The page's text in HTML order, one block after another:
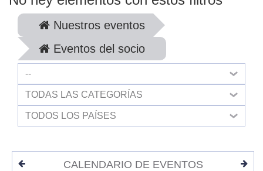
Nuestros eventos
Eventos del socio
--
TODAS LAS CATEGORÍAS
TODOS LOS PAÍSES
CALENDARIO DE EVENTOS